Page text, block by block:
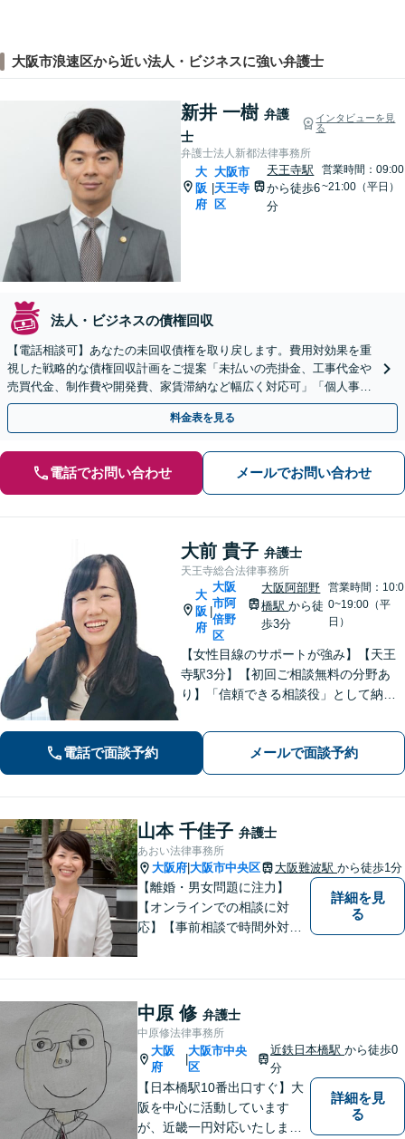
大阪市浪速区から近い法人・ビジネスに強い弁護士
新井 一樹 弁護
士
インタビューを見
る
弁護士法人新都法律事務所
大
阪
府
大阪市
天王寺
区
天王寺駅
から徒歩6
分
営業時間：09:00
~21:00（平日）
法人・ビジネスの債権回収
【電話相談可】あなたの未回収債権を取り戻します。費用対効果を重
視した戦略的な債権回収計画をご提案「未払いの売掛金、工事代金や
売買代金、制作費や開発費、家賃滞納など幅広く対応可」「個人事業
主・フリーランスも相談可」【休日・夜間相談可】
料金表を見る
電話でお問い合わせ メールでお問い合わせ
大前 貴子 弁護士
天王寺総合法律事務所
大
阪
府
大阪
市阿
倍野
区
大阪阿部野
橋駅から徒
歩3分
営業時間：10:0
0~19:00（平
日）
【女性目線のサポートが強み】【天王
寺駅3分】【初回ご相談無料の分野あ
り】「信頼できる相談役」として納得
問題】安心して相談できる環境・関係
づくりを心がけます【借金・債務整
理】経済状況に応じて適切な解決策を
ご提案します
電話で面談予約 メールで面談予約
山本 千佳子 弁護士
あおい法律事務所
大阪府 大阪市中央区 大阪難波駅 から徒歩1分
【離婚・男女問題に注力】
【オンラインでの相談に対
応】【事前相談で時間外対応
題に注力しております。今ま
での知識や経験を強みに、皆
様をサポートいたします。
詳細を見
る
中原 修 弁護士
中原修法律事務所
大阪
府
|
大阪市中央
区
近鉄日本橋駅から徒歩0
分
【日本橋駅10番出口すぐ】大
阪を中心に活動しています
が、近畿一円対応いたしま
詳細を見
る